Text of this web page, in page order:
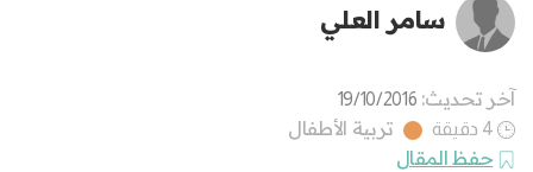
سامر العلي
آخر تحديث: 19/10/2016
4 دقيقة
تربية الأطفال
حفظ المقال